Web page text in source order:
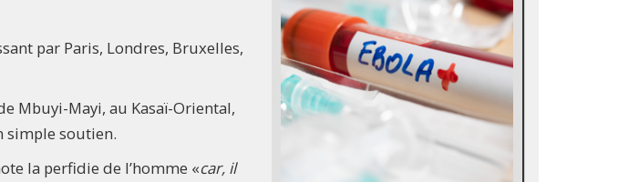
par Paris, Londres, Bruxelles,
Mbuyi-Mayi, au Kasaï-Oriental,
simple soutien.
la perfidie de l’homme «car, il